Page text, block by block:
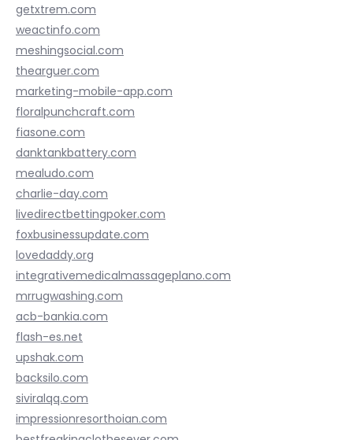
getxtrem.com
weactinfo.com
meshingsocial.com
thearguer.com
marketing-mobile-app.com
floralpunchcraft.com
fiasone.com
danktankbattery.com
mealudo.com
charlie-day.com
livedirectbettingpoker.com
foxbusinessupdate.com
lovedaddy.org
integrativemedicalmassageplano.com
mrrugwashing.com
acb-bankia.com
flash-es.net
upshak.com
backsilo.com
siviralqq.com
impressionresorthoian.com